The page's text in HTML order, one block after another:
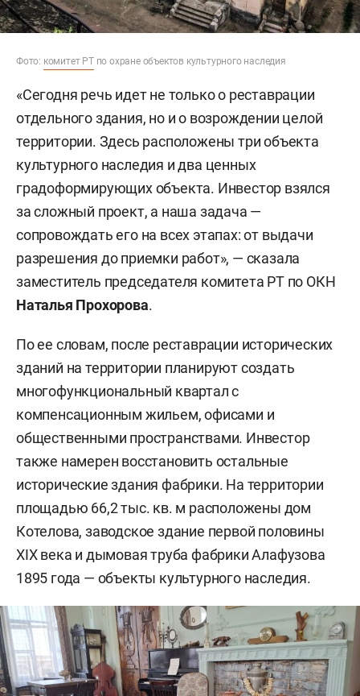
Фото: комитет РТпо охране объектов культурного наследия
«Сегодня речь идет не только о реставрации
отдельного здания, но и о возрождении целой
территории. Здесь расположены три объекта
культурного наследия и два ценных
градоформирующих объекта. Инвестор взялся
за сложный проект, а наша задача —
сопровождать его на всех этапах: от выдачи
разрешения до приемки работ», — сказала
заместитель председателя комитета РТ по ОКН
Наталья Прохорова.
По ее словам, после реставрации исторических
зданий на территории планируют создать
многофункциональный квартал с
компенсационным жильем, офисами и
общественными пространствами. Инвестор
также намерен восстановить остальные
исторические здания фабрики. На территории
площадью 66,2 тыс. кв. м расположены дом
Котелова, заводское здание первой половины
XIX века и дымовая труба фабрики Алафузова
1895 года — объекты культурного наследия.